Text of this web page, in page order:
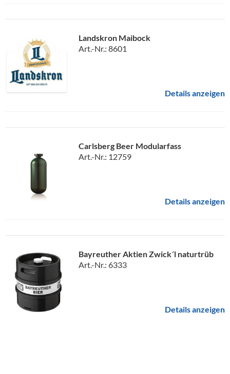
Landskron Maibock
Art.-Nr.: 8601
Details anzeigen
Carlsberg Beer Modularfass
Art.-Nr.: 12759
Details anzeigen
Bayreuther Aktien Zwick´l naturtrüb
Art.-Nr.: 6333
Details anzeigen